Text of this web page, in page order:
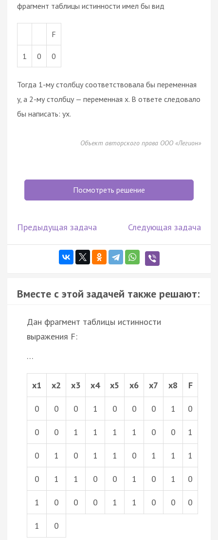
фрагмент таблицы истинности имел бы вид
F
1 0 0
Тогда 1-му столбцу соответствовала бы переменная
y, а 2-му столбцу — переменная x. В ответе следовало
бы написать: yx.
Объект авторского права ООО «Легион»
Посмотреть решение
Предыдущая задача Следующая задача
Вместе с этой задачей также решают:
Дан фрагмент таблицы истинности
выражения F:
…
x1 x2 x3 x4 x5 x6 x7 x8 F
0 0 0 1 0 0 0 1 0
0 0 1 1 1 1 0 0 1
0 1 0 1 1 0 1 1 1
0 1 1 0 0 1 0 1 0
1 0 0 0 1 1 0 0 0
1 0